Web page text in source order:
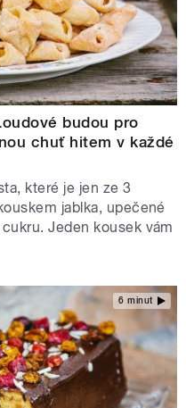
budou pro
chuť hitem v každé
které je jen ze 3
jablka, upečené
Jeden kousek vám
6 minut